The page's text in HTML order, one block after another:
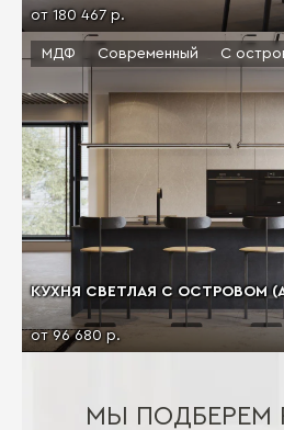
от 180 467 р.
КУХНЯ СВЕТЛАЯ С ОСТРОВОМ
от 96 680 р.
МДФ Современный С
МЫ ПОДБЕРЕМ